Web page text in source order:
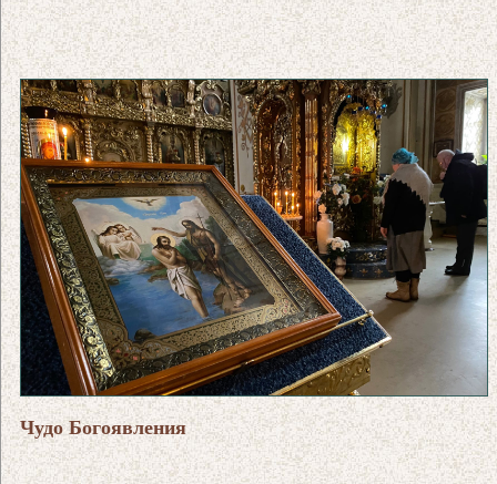
Чудо Богоявления